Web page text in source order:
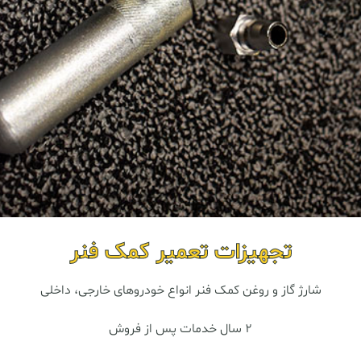
تجهیزات تعمیر کمک فنر
شارژ گاز و روغن کمک فنر انواع خودروهای خارجی، داخلی
2 سال خدمات پس از فروش